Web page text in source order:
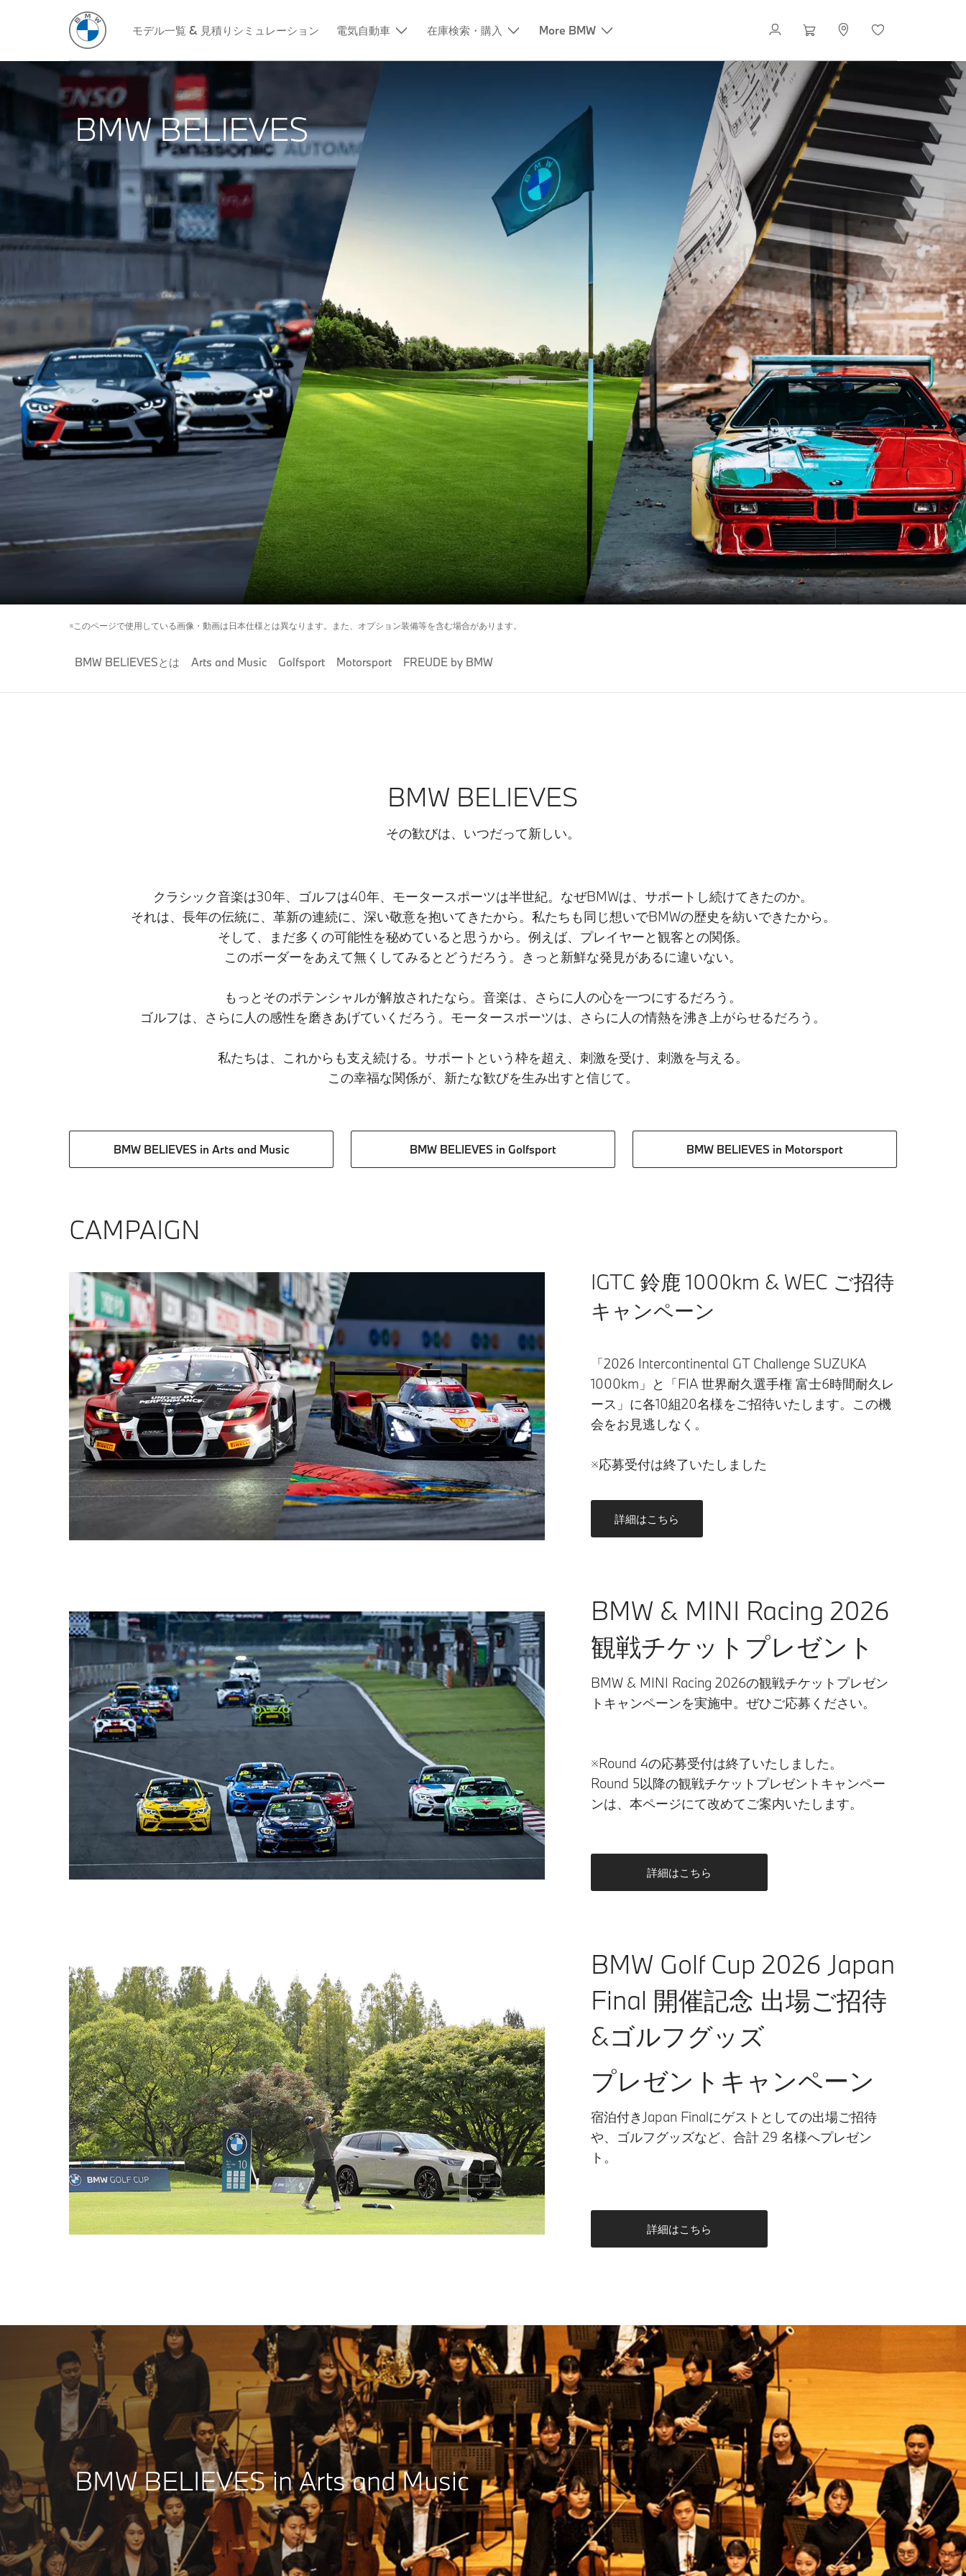
モデル一覧 & 見積りシミュレーション 電気自動車 在庫検索・購入 More BMW
BMW BELIEVES
※このページで使用している画像・動画は日本仕様とは異なります。また、オプション装備等を含む場合があります。
BMW BELIEVESとは Arts and Music​ Golfsport Motorsport FREUDE by BMW
BMW BELIEVES
その歓びは、いつだって新しい。
クラシック音楽は30年、ゴルフは40年、モータースポーツは半世紀。なぜBMWは、サポートし続けてきたのか。​​
それは、長年の伝統に、革新の連続に、深い敬意を抱いてきたから。私たちも同じ想いでBMWの歴史を紡いできたから。​
そして、まだ多くの可能性を秘めていると思うから。​例えば、プレイヤーと観客との関係。
​このボーダーをあえて無くしてみるとどうだろう。​きっと新鮮な発見があるに違いない。​
もっとそのポテンシャルが解放されたなら。​音楽は、さらに人の心を一つにするだろう。​
ゴルフは、さらに人の感性を磨きあげていくだろう。​モータースポーツは、さらに人の情熱を沸き上がらせるだろう。​
私たちは、これからも支え続ける。サポートという枠を超え、刺激を受け、刺激を与える。​
この幸福な関係が、新たな歓びを生み出すと信じて。​
BMW BELIEVES in Arts and Music​ BMW BELIEVES in Golfsport BMW BELIEVES in Motorsport
CAMPAIGN
IGTC 鈴鹿 1000km & WEC ご招待
キャンペーン
「2026 Intercontinental GT Challenge SUZUKA
1000km」と「FIA 世界耐久選手権 富士6時間耐久レ
ース」に各10組20名様をご招待いたします。この機
会をお見逃しなく。
※応募受付は終了いたしました
詳細はこちら
BMW & MINI Racing 2026
観戦チケットプレゼント
BMW & MINI Racing 2026の観戦チケットプレゼン
トキャンペーンを実施中。ぜひご応募ください。
※Round 4の応募受付は終了いたしました。
Round 5以降の観戦チケットプレゼントキャンペー
ンは、本ページにて改めてご案内いたします。
詳細はこちら
BMW Golf Cup 2026 Japan
Final 開催記念 出場ご招待
&ゴルフグッズ
プレゼントキャンペーン
宿泊付きJapan Finalにゲストとしての出場ご招待
や、ゴルフグッズなど、合計 29 名様へプレゼン
ト。
詳細はこちら
BMW BELIEVES in Arts and Music​